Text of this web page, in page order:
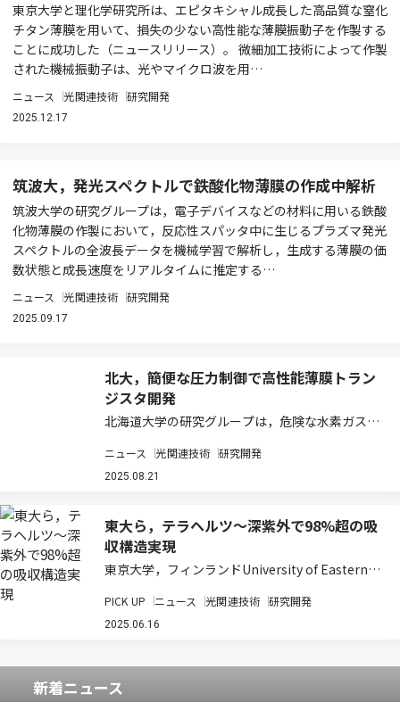
東京大学と理化学研究所は、エピタキシャル成長した高品質な窒化
チタン薄膜を用いて、損失の少ない高性能な薄膜振動子を作製する
ことに成功した（ニュースリリース）。 微細加工技術によって作製
された機械振動子は、光やマイクロ波を用…
ニュース 光関連技術 研究開発
2025.12.17
筑波大，発光スペクトルで鉄酸化物薄膜の作成中解析
筑波大学の研究グループは，電子デバイスなどの材料に用いる鉄酸
化物薄膜の作製において，反応性スパッタ中に生じるプラズマ発光
スペクトルの全波長データを機械学習で解析し，生成する薄膜の価
数状態と成長速度をリアルタイムに推定する…
ニュース 光関連技術 研究開発
2025.09.17
北大，簡便な圧力制御で高性能薄膜トラン
ジスタ開発
北海道大学の研究グループは，危険な水素ガスや
90cm2 /V·sの高性能薄膜トランジスタの開発に
成功した（ニュースリリース）。 近年，次世代デ
ニュース 光関連技術 研究開発
2025.08.21
東大ら，テラヘルツ～深紫外で98%超の吸
収構造実現
東京大学，フィンランドUniversity of Eastern
Center for Physical Sciences and Techno…
PICK UP ニュース 光関連技術 研究開発
2025.06.16
新着ニュース